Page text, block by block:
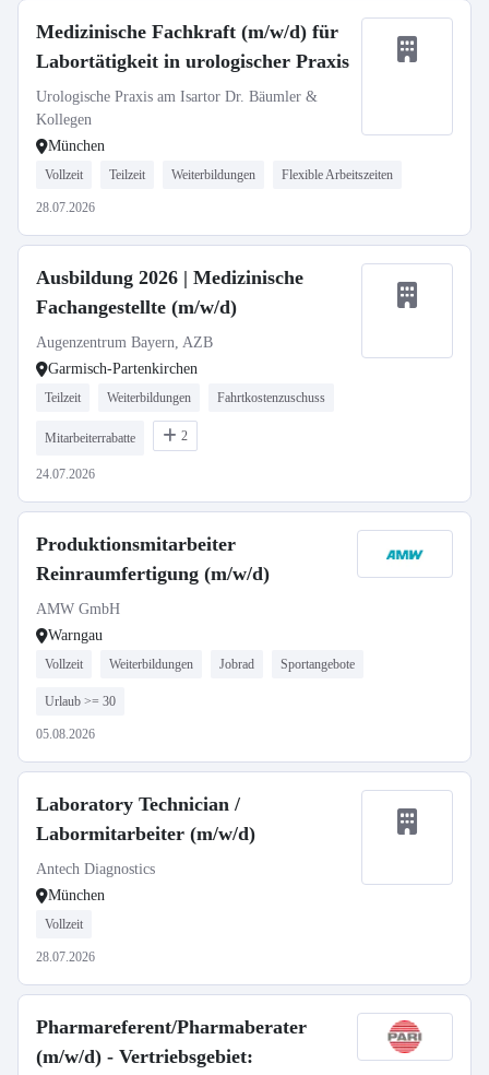
Medizinische Fachkraft (m/w/d) für
Labortätigkeit in urologischer Praxis
Urologische Praxis am Isartor Dr. Bäumler &
Kollegen
München
Vollzeit Teilzeit Weiterbildungen Flexible Arbeitszeiten
28.07.2026
Ausbildung 2026 | Medizinische
Fachangestellte (m/w/d)
Augenzentrum Bayern, AZB
Garmisch-Partenkirchen
Teilzeit Weiterbildungen Fahrtkostenzuschuss
Mitarbeiterrabatte 2
24.07.2026
Produktionsmitarbeiter
Reinraumfertigung (m/w/d)
AMW GmbH
Warngau
Vollzeit Weiterbildungen Jobrad Sportangebote
Urlaub >= 30
05.08.2026
Laboratory Technician /
Labormitarbeiter (m/w/d)
Antech Diagnostics
München
Vollzeit
28.07.2026
Pharmareferent/Pharmaberater
(m/w/d) - Vertriebsgebiet: